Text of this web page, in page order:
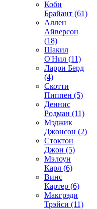
Коби
Брайант (61)
Аллен
Айверсон
(18)
Шакил
О'Нил (11)
Ларри Берд
(4)
Скотти
Пиппен (5)
Деннис
Родман (11)
Мэджик
Джонсон (2)
Стоктон
Джон (5)
Мэлоун
Карл (6)
Винс
Картер (6)
Макгрэди
Трэйси (11)